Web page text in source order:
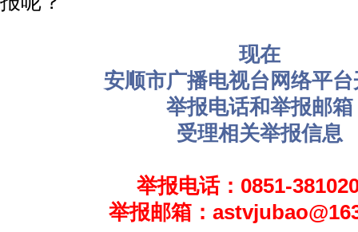
现在
安顺市广播电视台网络平
举报电话和举报邮箱
受理相关举报信息
举报电话：0851-
举报邮箱：